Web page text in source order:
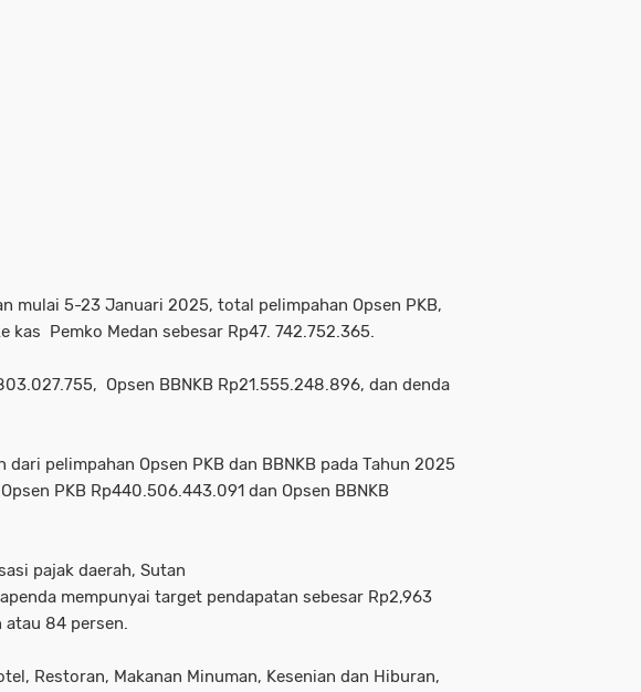
mulai 5-23 Januari 2025, total pelimpahan Opsen PKB,
kas Pemko Medan sebesar Rp47. 742.752.365.
Opsen BBNKB Rp21.555.248.896, dan denda
pelimpahan Opsen PKB dan BBNKB pada Tahun 2025
PKB Rp440.506.443.091 dan Opsen BBNKB
pajak daerah, Sutan
mempunyai target pendapatan sebesar Rp2,963
84 persen.
Restoran, Makanan Minuman, Kesenian dan Hiburan,